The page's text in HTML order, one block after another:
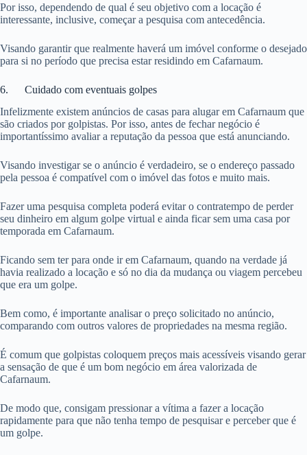
Por isso, dependendo de qual é seu objetivo com a locação é
interessante, inclusive, começar a pesquisa com antecedência.
Visando garantir que realmente haverá um imóvel conforme o desejado
para si no período que precisa estar residindo em Cafarnaum.
6. Cuidado com eventuais golpes
Infelizmente existem anúncios de casas para alugar em Cafarnaum que
são criados por golpistas. Por isso, antes de fechar negócio é
importantíssimo avaliar a reputação da pessoa que está anunciando.
Visando investigar se o anúncio é verdadeiro, se o endereço passado
pela pessoa é compatível com o imóvel das fotos e muito mais.
Fazer uma pesquisa completa poderá evitar o contratempo de perder
seu dinheiro em algum golpe virtual e ainda ficar sem uma casa por
temporada em Cafarnaum.
Ficando sem ter para onde ir em Cafarnaum, quando na verdade já
havia realizado a locação e só no dia da mudança ou viagem percebeu
que era um golpe.
Bem como, é importante analisar o preço solicitado no anúncio,
comparando com outros valores de propriedades na mesma região.
É comum que golpistas coloquem preços mais acessíveis visando gerar
a sensação de que é um bom negócio em área valorizada de
Cafarnaum.
De modo que, consigam pressionar a vítima a fazer a locação
rapidamente para que não tenha tempo de pesquisar e perceber que é
um golpe.